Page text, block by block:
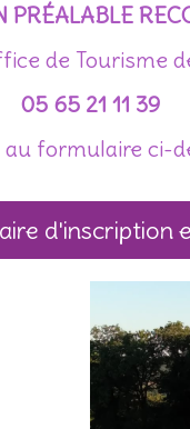
PRÉALABLE
de Tourisme
05 65 21 11 39
au formulaire ci-
d'inscription